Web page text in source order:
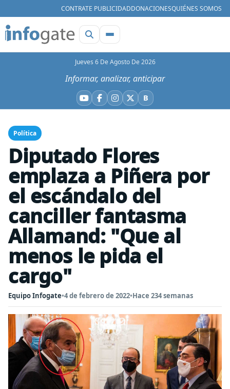
CONTRATE PUBLICIDADDONACIONESQUIÉNES SOMOS
Jueves 6 De Agosto De 2026
Informar, analizar, anticipar
YouTube
Facebook
Instagram
X BBluesky
Política
Diputado Flores
emplaza a Piñera por
el escándalo del
canciller fantasma
Allamand: "Que al
menos le pida el
cargo"
Equipo Infogate•4 de febrero de 2022•Hace 234 semanas